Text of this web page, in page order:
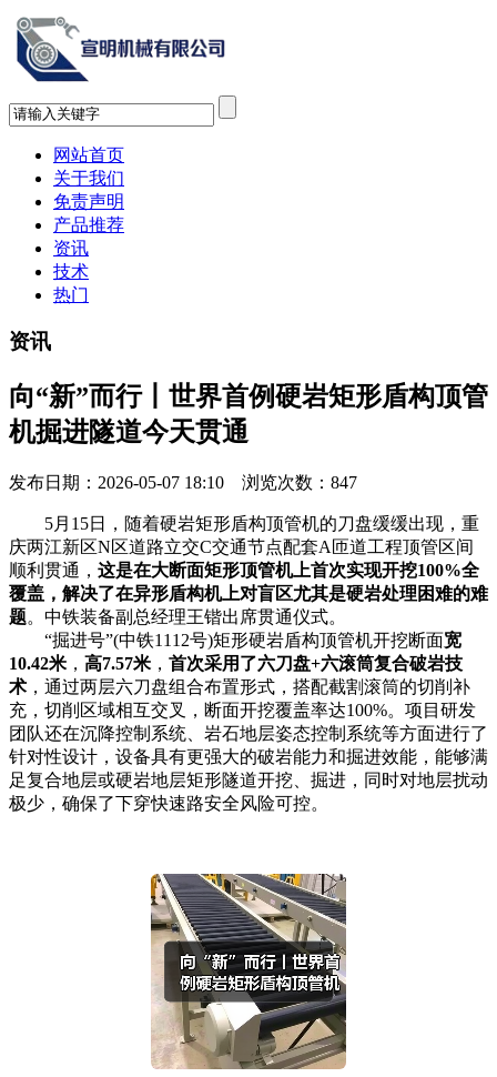
网站首页
关于我们
免责声明
产品推荐
资讯
技术
热门
资讯
向“新”而行丨世界首例硬岩矩形盾构顶管
机掘进隧道今天贯通
发布日期：2026-05-07 18:10 浏览次数： 847
5月15日，随着硬岩矩形盾构顶管机的刀盘缓缓出现，重
庆两江新区N区道路立交C交通节点配套A匝道工程顶管区间
顺利贯通， 这是在大断面矩形顶管机上首次实现开挖100%全
覆盖，解决了在异形盾构机上对盲区尤其是硬岩处理困难的难
题。中铁装备副总经理王锴出席贯通仪式。
“掘进号”(中铁1112号)矩形硬岩盾构顶管机开挖断面宽
10.42米 ， 高7.57米 ， 首次采用了六刀盘+六滚筒复合破岩技
术 ，通过两层六刀盘组合布置形式，搭配截割滚筒的切削补
充，切削区域相互交叉，断面开挖覆盖率达100%。项目研发
团队还在沉降控制系统、岩石地层姿态控制系统等方面进行了
针对性设计，设备具有更强大的破岩能力和掘进效能，能够满
足复合地层或硬岩地层矩形隧道开挖、掘进，同时对地层扰动
极少，确保了下穿快速路安全风险可控。